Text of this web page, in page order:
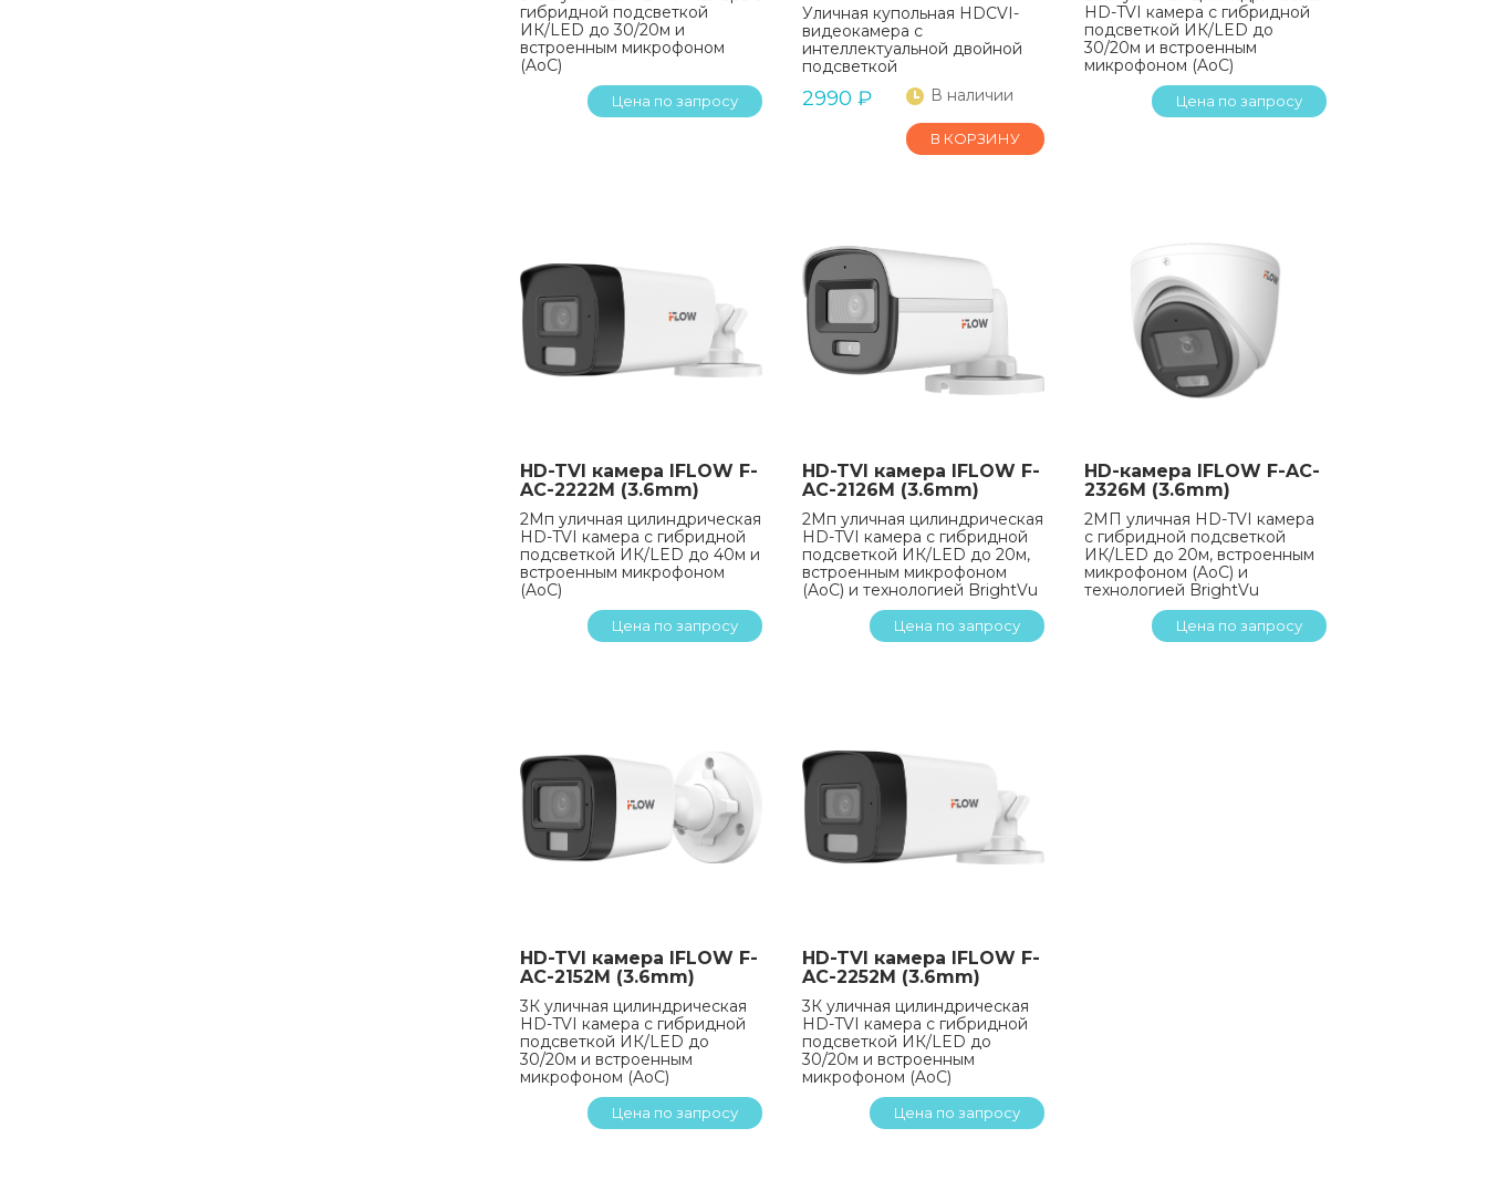
гибридной подсветкой
ИК/LED до 30/20м и
встроенным микрофоном
(AoC)
Цена по запросу
Уличная купольная HDCVI-
видеокамера с
интеллектуальной двойной
подсветкой
2990 ₽ В наличии
В КОРЗИНУ
HD-TVI камера с гибридной
подсветкой ИК/LED до
30/20м и встроенным
микрофоном (AoC)
Цена по запросу
HD-TVI камера IFLOW F-
AC-2222M (3.6mm)
2Мп уличная цилиндрическая
HD-TVI камера с гибридной
подсветкой ИК/LED до 40м и
встроенным микрофоном
(AoC)
Цена по запросу
HD-TVI камера IFLOW F-
AC-2126M (3.6mm)
2Мп уличная цилиндрическая
HD-TVI камера с гибридной
подсветкой ИК/LED до 20м,
встроенным микрофоном
(AoC) и технологией BrightVu
Цена по запросу
HD-камера IFLOW F-AC-
2326M (3.6mm)
2МП уличная HD-TVI камера
с гибридной подсветкой
ИК/LED до 20м, встроенным
микрофоном (AoC) и
технологией BrightVu
Цена по запросу
HD-TVI камера IFLOW F-
AC-2152M (3.6mm)
3К уличная цилиндрическая
HD-TVI камера с гибридной
подсветкой ИК/LED до
30/20м и встроенным
микрофоном (AoC)
Цена по запросу
HD-TVI камера IFLOW F-
AC-2252M (3.6mm)
3К уличная цилиндрическая
HD-TVI камера с гибридной
подсветкой ИК/LED до
30/20м и встроенным
микрофоном (AoC)
Цена по запросу